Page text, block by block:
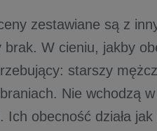
zestawiane są z
brak. W cieniu, jakby
starszy
Nie wchodzą
obecność działa